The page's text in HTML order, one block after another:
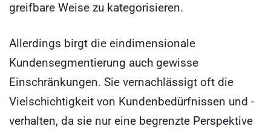
greifbare Weise zu kategorisieren.
Allerdings birgt die eindimensionale
Kundensegmentierung auch gewisse
Einschränkungen. Sie vernachlässigt oft die
Vielschichtigkeit von Kundenbedürfnissen und -
verhalten, da sie nur eine begrenzte Perspektive